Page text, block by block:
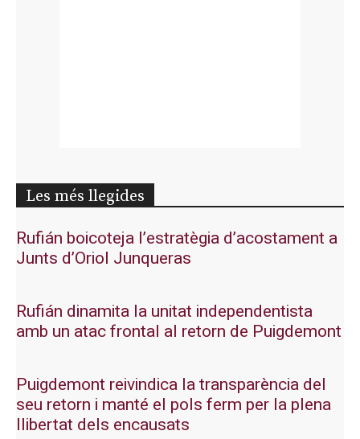
Les més llegides
Rufián boicoteja l’estratègia d’acostament a
Junts d’Oriol Junqueras
Rufián dinamita la unitat independentista
amb un atac frontal al retorn de Puigdemont
Puigdemont reivindica la transparència del
seu retorn i manté el pols ferm per la plena
llibertat dels encausats